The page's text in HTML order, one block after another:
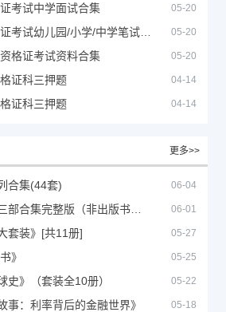
考试中学面试合集 05-20
05-20
格证考试资料合集 05-20
证科三押题 04-14
证科三押题 04-14
更多>>
合集(44套) 06-04
06-01
套装》[共11册] 05-27
》 05-25
史》（套装全10册） 05-22
事：利率背后的金融世界》 05-18